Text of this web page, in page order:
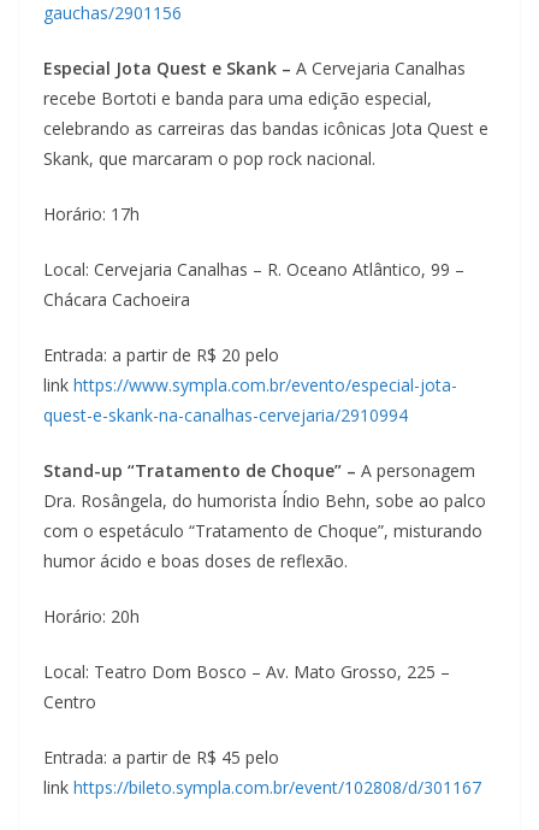
gauchas/2901156
Especial Jota Quest e Skank – A Cervejaria Canalhas
recebe Bortoti e banda para uma edição especial,
celebrando as carreiras das bandas icônicas Jota Quest e
Skank, que marcaram o pop rock nacional.
Horário: 17h
Local: Cervejaria Canalhas – R. Oceano Atlântico, 99 –
Chácara Cachoeira
Entrada: a partir de R$ 20 pelo
link https://www.sympla.com.br/evento/especial-jota-
quest-e-skank-na-canalhas-cervejaria/2910994
Stand-up “Tratamento de Choque” – A personagem
Dra. Rosângela, do humorista Índio Behn, sobe ao palco
com o espetáculo “Tratamento de Choque”, misturando
humor ácido e boas doses de reflexão.
Horário: 20h
Local: Teatro Dom Bosco – Av. Mato Grosso, 225 –
Centro
Entrada: a partir de R$ 45 pelo
link https://bileto.sympla.com.br/event/102808/d/301167